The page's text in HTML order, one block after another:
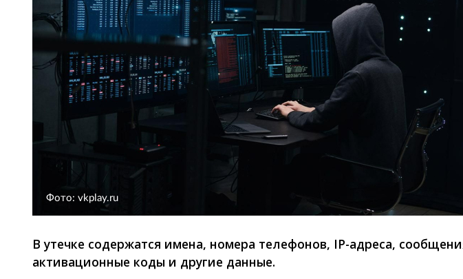
Фото: vkplay.ru
В утечке содержатся имена, номера телефонов, IP-адреса,
активационные коды и другие данные.